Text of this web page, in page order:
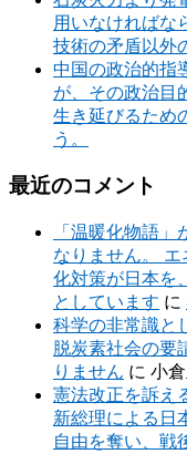
用いなければな
技術の矛盾以外
中国の政治的指
が、その政治目
生き延びるため
う。
最近のコメント
「温暖化物語
なりません。
化対策が日本を
としています に
科学の非常識と
脱炭素社会の要
りません に 小
憲法改正を訴え
新総理による日
自由を奪い、戦